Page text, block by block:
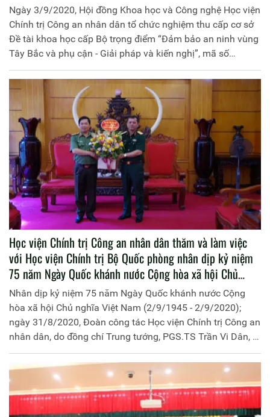
Ngày 3/9/2020, Hội đồng Khoa học và Công nghệ Học viện
Chính trị Công an nhân dân tổ chức nghiệm thu cấp cơ sở
Đề tài khoa học cấp Bộ trọng điểm “Đảm bảo an ninh vùng
Tây Bắc và phụ cận - Giải pháp và kiến nghị”, mã số
BC.2016.T29.001 do Học viện Chính trị Công an nhân dân
chủ trì.
Học viện Chính trị Công an nhân dân thăm và làm việc
với Học viện Chính trị Bộ Quốc phòng nhân dịp kỷ niệm
75 năm Ngày Quốc khánh nước Cộng hòa xã hội Chủ
nghĩa Việt Nam
Nhân dịp kỷ niệm 75 năm Ngày Quốc khánh nước Cộng
hòa xã hội Chủ nghĩa Việt Nam (2/9/1945 - 2/9/2020);
ngày 31/8/2020, Đoàn công tác Học viện Chính trị Công an
nhân dân, do đồng chí Trung tướng, PGS.TS Trần Vi Dân, Bí
thư Đảng ủy, Giám đốc Học viện làm trưởng Đoàn đã đến
thăm và làm việc với Học viện Chính trị Bộ Quốc phòng